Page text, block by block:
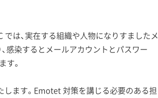
では、実在する組織や人物になりすましたメ
感染するとメールアカウントとパスワー
す。
ます。Emotet 対策を講じる必要のある担